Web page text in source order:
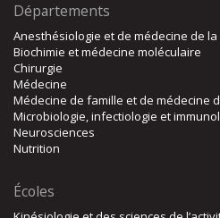
Départements
Anesthésiologie et de médecine de
Biochimie et médecine moléculaire
Chirurgie
Médecine
Médecine de famille et de médecine
Microbiologie, infectiologie et
Neurosciences
Nutrition
Écoles